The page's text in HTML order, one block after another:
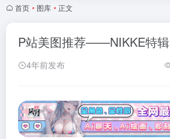
首页 • 图库 • 正文
P站美图推荐——NIKKE特辑
4年前发布